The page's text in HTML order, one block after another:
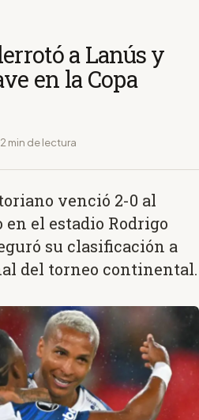
a Lanús y
en la Copa
2 min de lectura
venció 2-0 al
el estadio Rodrigo
su clasificación a
del torneo continental.